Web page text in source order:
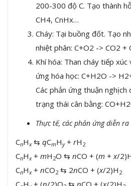
200-300 độ C. Tạo thành
CH4, CnHx…
Cháy: Tại buồng đốt. Tạo
nhiệt phân: C+O2 -> CO2 +
Khí hóa: Than cháy tiếp
ứng hóa học: C+H2O ->
Các phản ứng thuận nghịch
trạng thái cân bằng:
Thực tế, các phản ứng diễn
CnHx⇆ qCmHy+ rH 2
CnHx+ mH 2O ⇆ nCO + (m +x/
CnHx+ nCO2 ⇆ 2nCO + (x/2)H 2